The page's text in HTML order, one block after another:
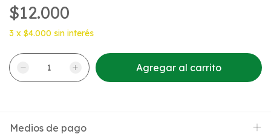
$12.000
3 x $4.000 sin interés
Medios de pago